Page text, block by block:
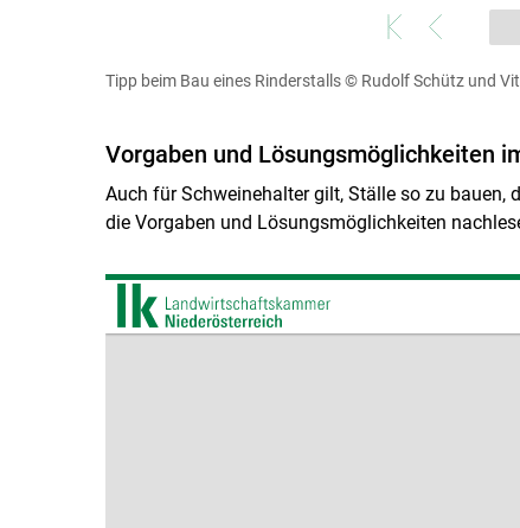
Tipp beim Bau eines Rinderstalls © Rudolf Schütz und
Vorgaben und Lösungsmöglichkeiten
Auch für Schweinehalter gilt, Ställe so zu
die Vorgaben und Lösungsmöglichkeiten